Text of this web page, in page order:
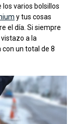
varios bolsillos
y tus cosas
el día. Si siempre
a la
con un total de 8